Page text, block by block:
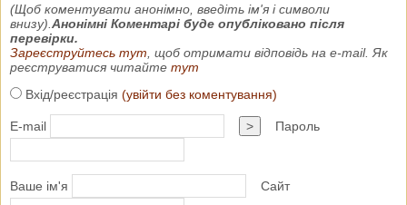
(Щоб коментувати анонімно, введіть ім'я і символи
внизу). Анонімні Коментарі буде опубліковано після
перевірки.
Зареєструйтесь тут , щоб отримати відповідь на e-mail. Як
реєструватися читайте тут
Вхід/реєстрація (увійти без коментування)
E-mail > Пароль
Ваше ім'я Сайт